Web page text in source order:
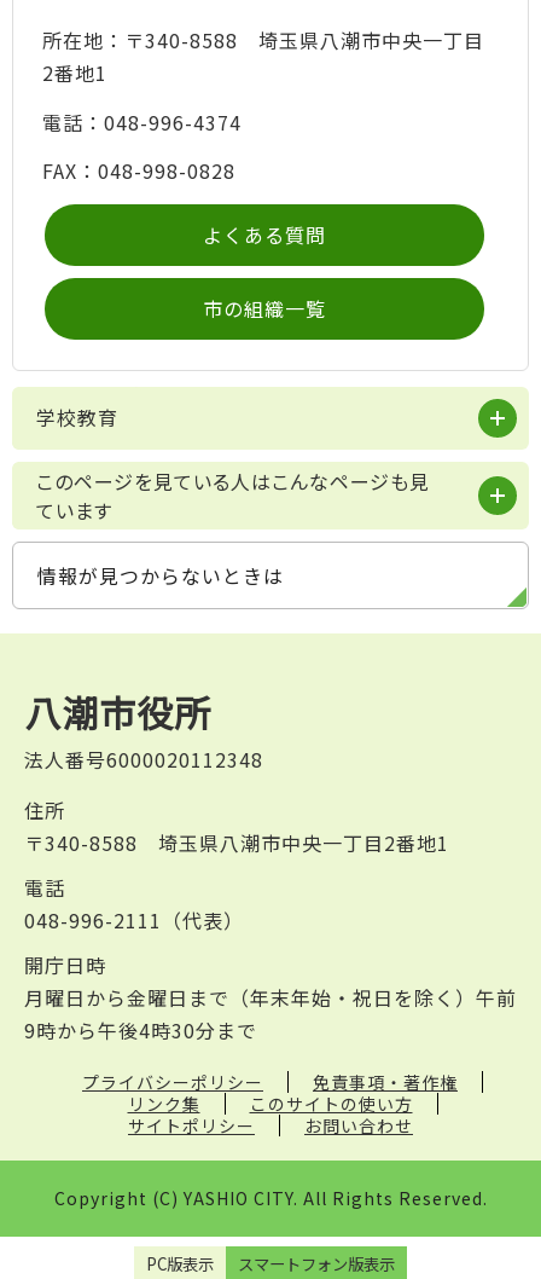
所在地：〒340-8588 埼玉県八潮市中央一丁目
2番地1
電話：048-996-4374
FAX：048-998-0828
よくある質問
市の組織一覧
学校教育
このページを見ている人はこんなページも見
ています
情報が見つからないときは
八潮市役所
法人番号6000020112348
住所
〒340-8588 埼玉県八潮市中央一丁目2番地1
電話
048-996-2111（代表）
開庁日時
月曜日から金曜日まで（年末年始・祝日を除く）午前
9時から午後4時30分まで
プライバシーポリシー
免責事項・著作権
リンク集
このサイトの使い方
サイトポリシー
お問い合わせ
Copyright (C) YASHIO CITY. All Rights Reserved.
PC版表示 スマートフォン版表示